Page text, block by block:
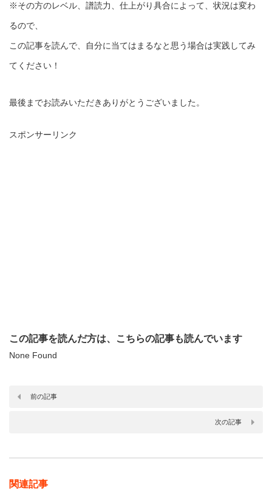
※その方のレベル、譜読力、仕上がり具合によって、状況は変わ
るので、
この記事を読んで、自分に当てはまるなと思う場合は実践してみ
てください！
最後までお読みいただきありがとうございました。
スポンサーリンク
この記事を読んだ方は、こちらの記事も読んでいます
None Found
前の記事
次の記事
関連記事